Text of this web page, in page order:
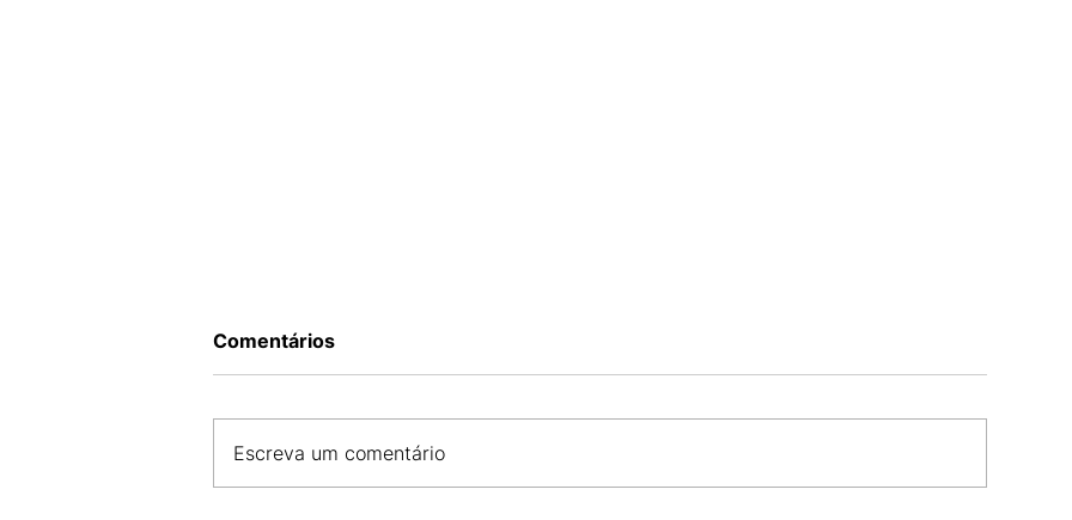
Comentários
Escreva um comentário